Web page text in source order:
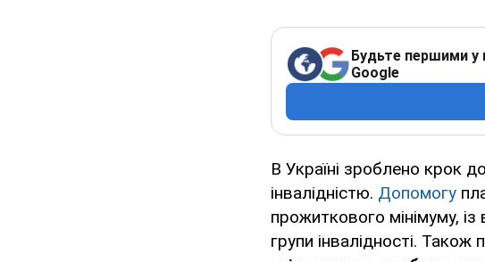
Будьте першими у
Google
В Україні зроблено крок
інвалідністю. Допомогу
прожиткового мінімуму,
групи інвалідності.